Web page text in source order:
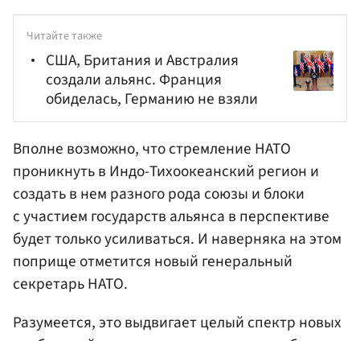
Читайте также
США, Британия и Австралия
создали альянс. Франция
обиделась, Германию не взяли
Вполне возможно, что стремление НАТО
проникнуть в Индо-Тихоокеанский регион и
создать в нем разного рода союзы и блоки
с участием государств альянса в перспективе
будет только усиливаться. И наверняка на этом
поприще отметится новый генеральный
секретарь НАТО.
Разумеется, это выдвигает целый спектр новых